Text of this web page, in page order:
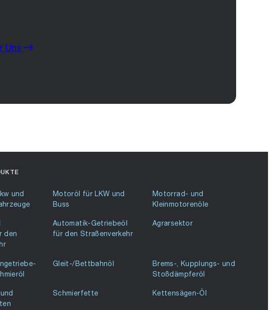
Uns
und
Motoröl für LKW und
Buss
Motorrad- und
Kleinmotorenöle
den
Automatik-Getriebeöl
für den Straßenverkehr
Agrarsektor
Gleit-/Bettbahnöl
Brems-, Kupplungs- und
Stoßdämpferöl
Schmierfette Kettensägen-Öl